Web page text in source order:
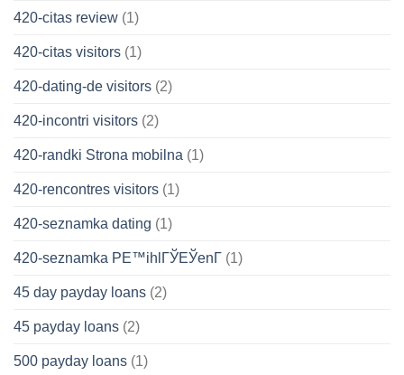
420-citas review (1)
420-citas visitors (1)
420-dating-de visitors (2)
420-incontri visitors (2)
420-randki Strona mobilna (1)
420-rencontres visitors (1)
420-seznamka dating (1)
420-seznamka PЕ™ihlГЎЕЎenГ­ (1)
45 day payday loans (2)
45 payday loans (2)
500 payday loans (1)